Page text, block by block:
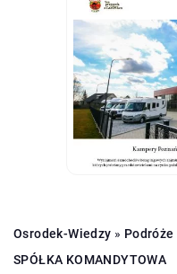
Osrodek-Wiedzy » Podróże
SPÓŁKA KOMANDYTOWA